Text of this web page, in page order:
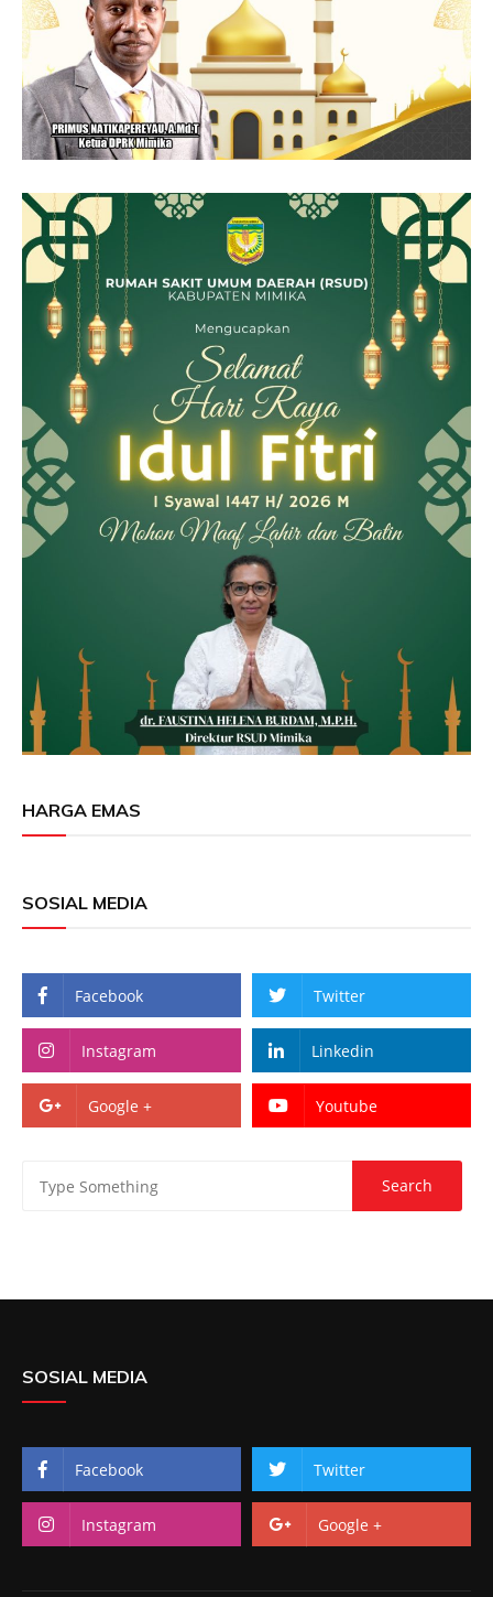
HARGA EMAS
SOSIAL MEDIA
Facebook Twitter
Instagram Linkedin
Google + Youtube
SOSIAL MEDIA
Facebook Twitter
Instagram Google +